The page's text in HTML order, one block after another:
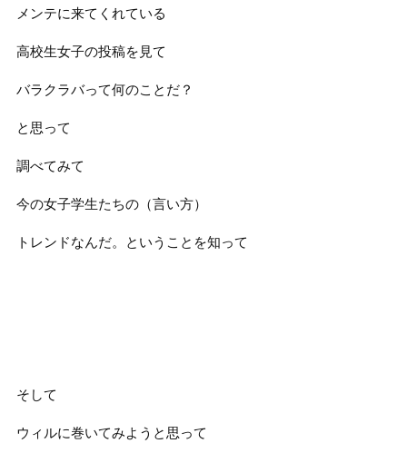
メンテに来てくれている
高校生女子の投稿を見て
バラクラバって何のことだ？
と思って
調べてみて
今の女子学生たちの（言い方）
トレンドなんだ。ということを知って
そして
ウィルに巻いてみようと思って